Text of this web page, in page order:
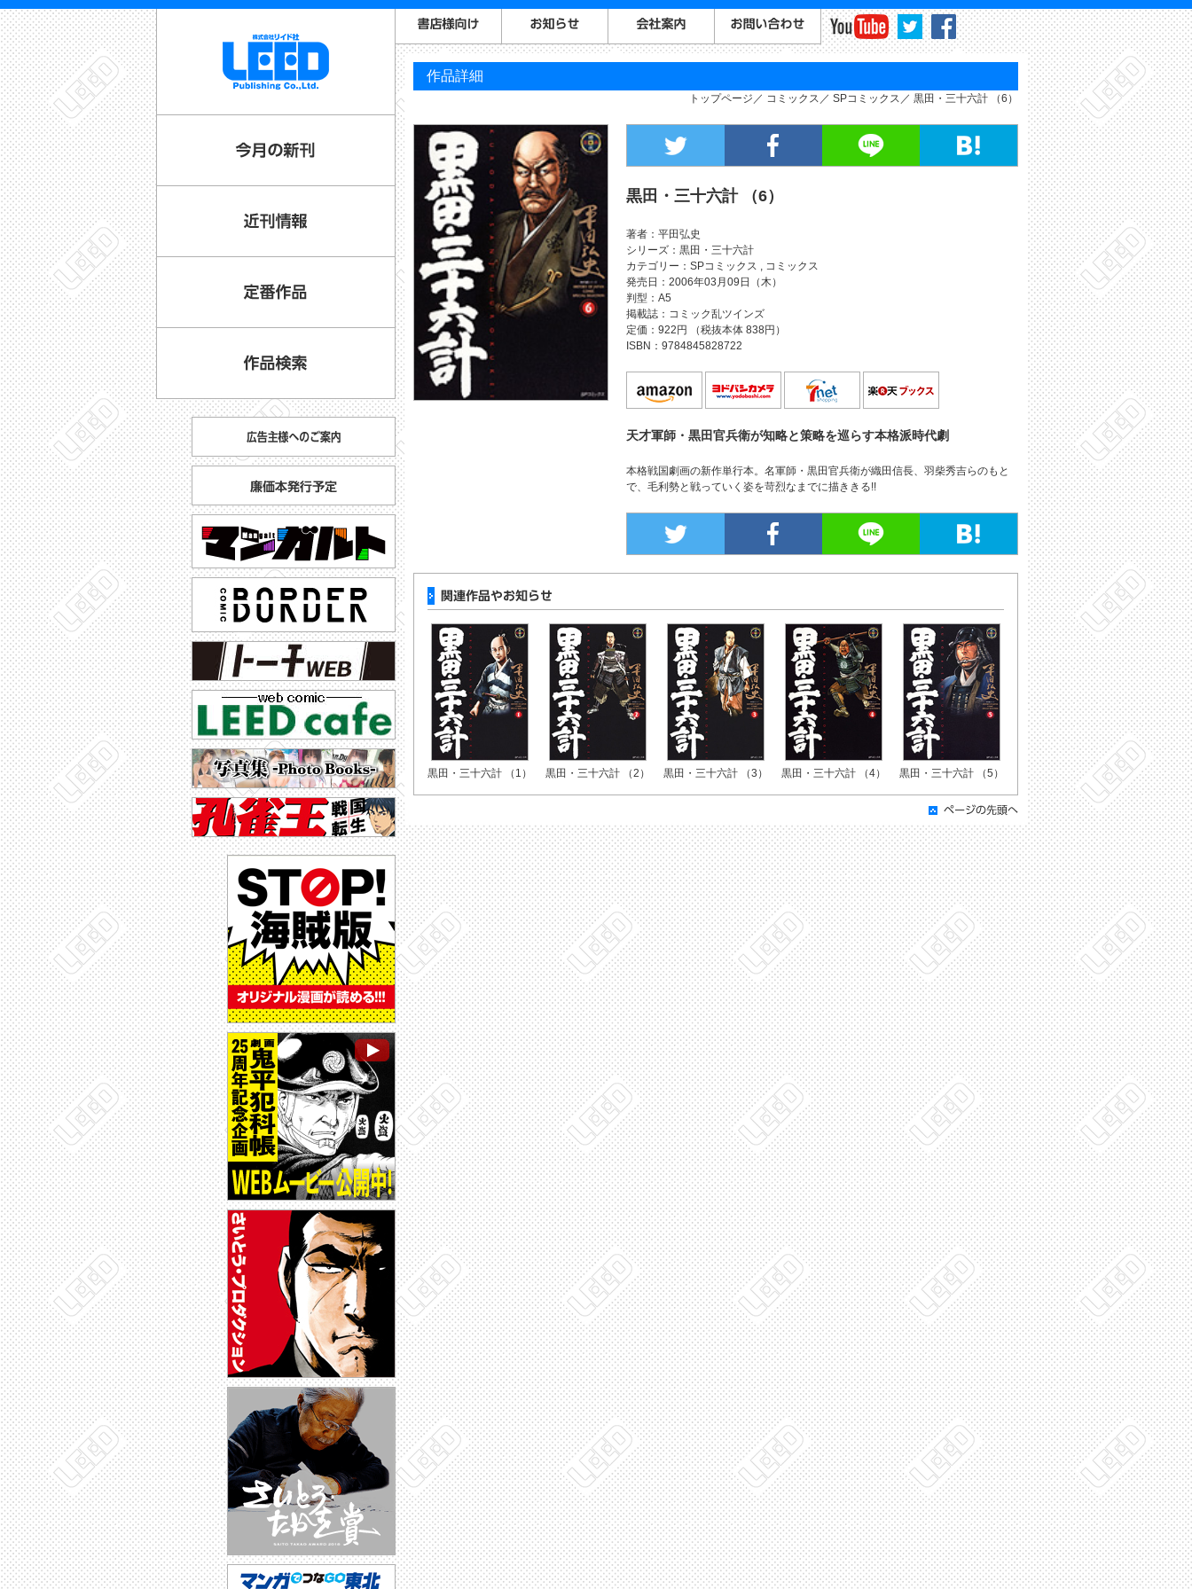
作品詳細
トップページ コミックス SPコミックス 黒田・三十六計 （6）
黒田・三十六計 （6）
著者
平田弘史
シリーズ
黒田・三十六計
カテゴリー
SPコミックス , コミックス
発売日
2006年03月09日（木）
判型
A5
掲載誌
コミック乱ツインズ
定価
922円 （税抜本体 838円）
ISBN
9784845828722
天才軍師・黒田官兵衛が知略と策略を巡らす本格派時代劇
本格戦国劇画の新作単行本。名軍師・黒田官兵衛が織田信長、羽柴秀吉らのもと
で、毛利勢と戦っていく姿を苛烈なまでに描ききる!!
黒田・三十六計 （1） 黒田・三十六計 （2） 黒田・三十六計 （3） 黒田・三十六計 （4） 黒田・三十六計 （5）